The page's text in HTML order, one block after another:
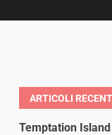
ARTICOLI
Temptation